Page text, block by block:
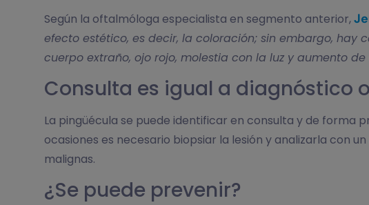
Según la oftalmóloga especialista en segmento anterior,
efecto estético, es decir, la coloración; sin embargo, hay
cuerpo extraño, ojo rojo, molestia con la luz y aumento de
Consulta es igual a diagnóstico
La pingüécula se puede identificar en consulta y de forma
ocasiones es necesario biopsiar la lesión y analizarla con
malignas.
¿Se puede prevenir?